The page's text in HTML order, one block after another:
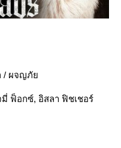
/ ผจญภั
มี่ ฟ็อกซ์, อิสลา ฟิชเชอร์